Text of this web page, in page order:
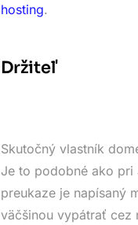
hosting.
Držiteľ
Skutočný vlastník
Je to podobné ako pri
preukaze je napísaný
väčšinou vypátrať cez